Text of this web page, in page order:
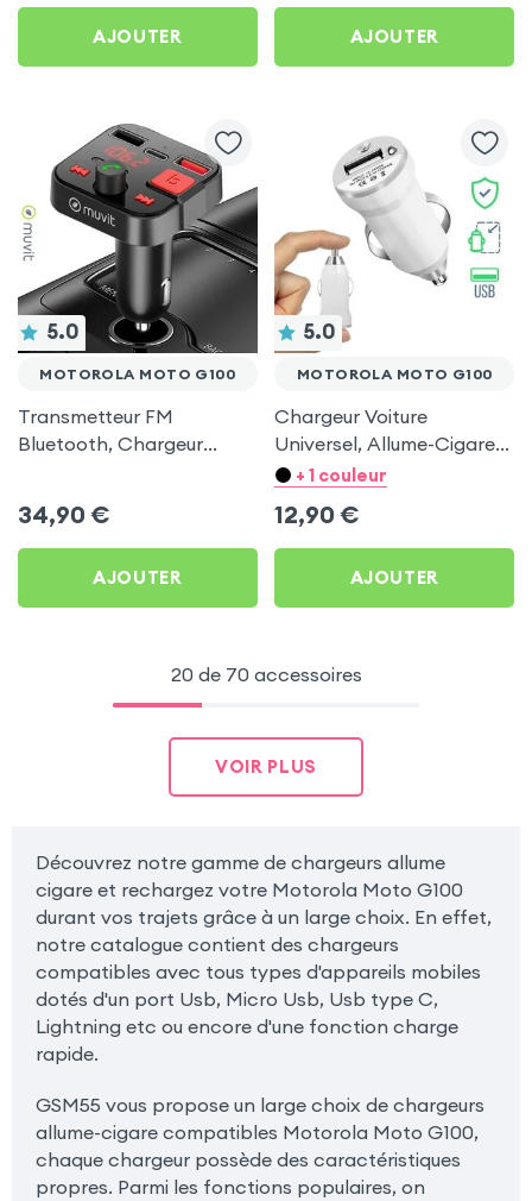
AJOUTER AJOUTER
5.0
MOTOROLA MOTO G100
Transmetteur FM
Bluetooth, Chargeur
34,90 €
AJOUTER
5.0
MOTOROLA MOTO G100
Chargeur Voiture
Universel, Allume-Cigare
Ultra Compact avec
+ 1 couleur
12,90 €
AJOUTER
20 de 70 accessoires
VOIR PLUS
Découvrez notre gamme de chargeurs allume
cigare et rechargez votre Motorola Moto G100
durant vos trajets grâce à un large choix. En effet,
notre catalogue contient des chargeurs
compatibles avec tous types d'appareils mobiles
dotés d'un port Usb, Micro Usb, Usb type C,
Lightning etc ou encore d'une fonction charge
rapide.
GSM55 vous propose un large choix de chargeurs
allume-cigare compatibles Motorola Moto G100,
chaque chargeur possède des caractéristiques
propres. Parmi les fonctions populaires, on